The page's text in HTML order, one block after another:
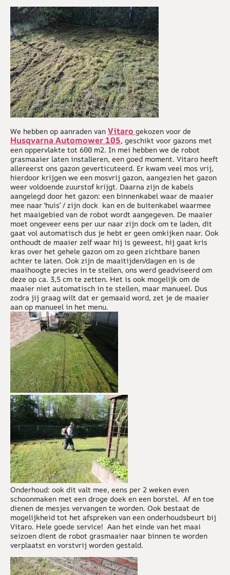
We hebben op aanraden van Vitaro gekozen voor de
Husqvarna Automower 105, geschikt voor gazons met
een oppervlakte tot 600 m2. In mei hebben we de robot
grasmaaier laten installeren, een goed moment. Vitaro heeft
allereerst ons gazon geverticuteerd. Er kwam veel mos vrij,
hierdoor krijgen we een mosvrij gazon, aangezien het gazon
weer voldoende zuurstof krijgt. Daarna zijn de kabels
aangelegd door het gazon: een binnenkabel waar de maaier
mee naar ‘huis’ / zijn dock kan en de buitenkabel waarmee
het maaigebied van de robot wordt aangegeven. De maaier
moet ongeveer eens per uur naar zijn dock om te laden, dit
gaat vol automatisch dus je hebt er geen omkijken naar. Ook
onthoudt de maaier zelf waar hij is geweest, hij gaat kris
kras over het gehele gazon om zo geen zichtbare banen
achter te laten. Ook zijn de maaitijden/dagen en is de
maaihoogte precies in te stellen, ons werd geadviseerd om
deze op ca. 3,5 cm te zetten. Het is ook mogelijk om de
maaier niet automatisch in te stellen, maar manueel. Dus
zodra jij graag wilt dat er gemaaid word, zet je de maaier
aan op manueel in het menu.
Onderhoud: ook dit valt mee, eens per 2 weken even
schoonmaken met een droge doek en een borstel. Af en toe
dienen de mesjes vervangen te worden. Ook bestaat de
mogelijkheid tot het afspreken van een onderhoudsbeurt bij
Vitaro. Hele goede service! Aan het einde van het maai
seizoen dient de robot grasmaaier naar binnen te worden
verplaatst en vorstvrij worden gestald.